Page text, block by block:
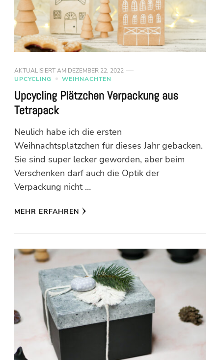
AKTUALISIERT AM DEZEMBER 22, 2022
UPCYCLING
WEIHNACHTEN
Upcycling Plätzchen Verpackung aus
Tetrapack
Neulich habe ich die ersten
Weihnachtsplätzchen für dieses Jahr gebacken.
Sie sind super lecker geworden, aber beim
Verschenken darf auch die Optik der
Verpackung nicht …
MEHR ERFAHREN